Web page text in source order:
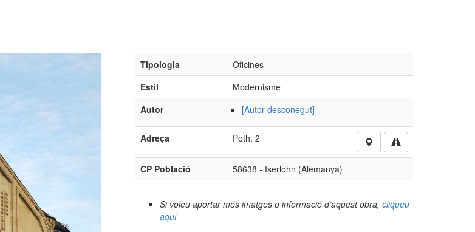
Tipologia
Oficines
Estil
Modernisme
Autor
[Autor desconegut]
Adreça Poth, 2
CP Població 58638 - Iserlohn (Alemanya)
Si voleu aportar més imatges o informació d’aquest obra, cliqueu
aquí